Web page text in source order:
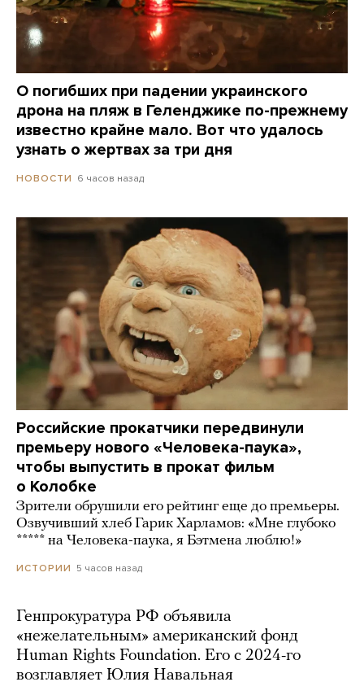
О погибших при падении украинского
дрона на пляж в Геленджике по-прежнему
известно крайне мало. Вот что удалось
узнать о жертвах за три дня
НОВОСТИ 6 часов назад
Российские прокатчики передвинули
премьеру нового «Человека-паука»,
чтобы выпустить в прокат фильм
о Колобке
Зрители обрушили его рейтинг еще до премьеры.
Озвучивший хлеб Гарик Харламов: «Мне глубоко
***** на Человека-паука, я Бэтмена люблю!»
ИСТОРИИ 5 часов назад
Генпрокуратура РФ объявила
«нежелательным» американский фонд
Human Rights Foundation. Его с 2024-го
возглавляет Юлия Навальная